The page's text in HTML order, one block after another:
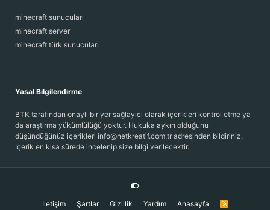
minecraft sunucuları
minecraft server
minecraft türk sunucuları
Yasal Bilgilendirme
BTK tarafından onaylı bir yer sağlayıcı olarak içerikleri kontrol etme ya
da araştırma yükümlülüğü yoktur. Hukuka aykırı olduğunu
düşündüğünüz içerikleri info@netkreatif.com.tr adresinden bildiriniz.
İçerik en kısa sürede incelenip size bilgi verilecektir.
İletişim Şartlar Gizlilik Yardım Anasayfa
R